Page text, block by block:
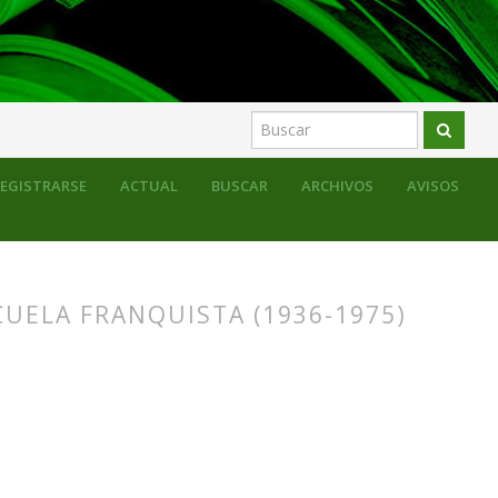
ACTUAL BUSCAR ARCHIVOS AVISOS
FRANQUISTA (1936-1975)